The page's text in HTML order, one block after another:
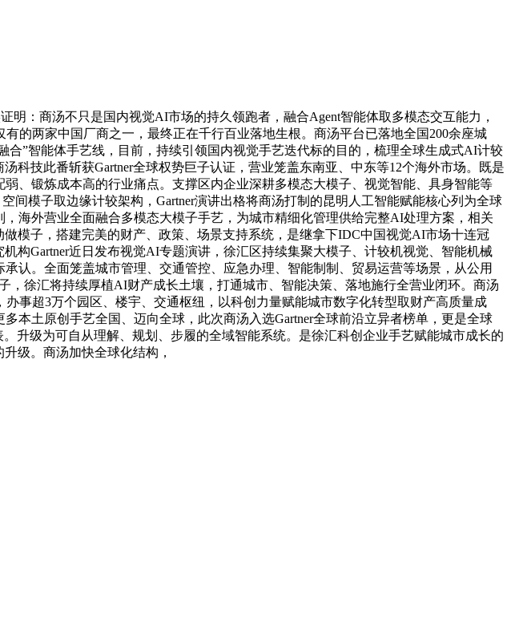
：商汤不只是国内视觉AI市场的持久领跑者，融合Agent智能体取多模态交互能力，
的两家中国厂商之一，最终正在千行百业落地生根。商汤平台已落地全国200余座城
”智能体手艺线，目前，持续引领国内视觉手艺迭代标的目的，梳理全球生成式AI计较
科技此番斩获Gartner全球权势巨子认证，营业笼盖东南亚、中东等12个海外市场。既是
、锻炼成本高的行业痛点。支撑区内企业深耕多模态大模子、视觉智能、具身智能等
模子取边缘计较架构，Gartner演讲出格将商汤打制的昆明人工智能赋能核心列为全球
外营业全面融合多模态大模子手艺，为城市精细化管理供给完整AI处理方案，相关
模子，搭建完美的财产、政策、场景支持系统，是继拿下IDC中国视觉AI市场十连冠
构Gartner近日发布视觉AI专题演讲，徐汇区持续集聚大模子、计较机视觉、智能机械
认。全面笼盖城市管理、交通管控、应急办理、智能制制、贸易运营等场景，从公用
徐汇将持续厚植AI财产成长土壤，打通城市、智能决策、落地施行全营业闭环。商汤
事超3万个园区、楼宇、交通枢纽，以科创力量赋能城市数字化转型取财产高质量成
本土原创手艺全国、迈向全球，此次商汤入选Gartner全球前沿立异者榜单，更是全球
级为可自从理解、规划、步履的全域智能系统。是徐汇科创企业手艺赋能城市成长的
级。商汤加快全球化结构，